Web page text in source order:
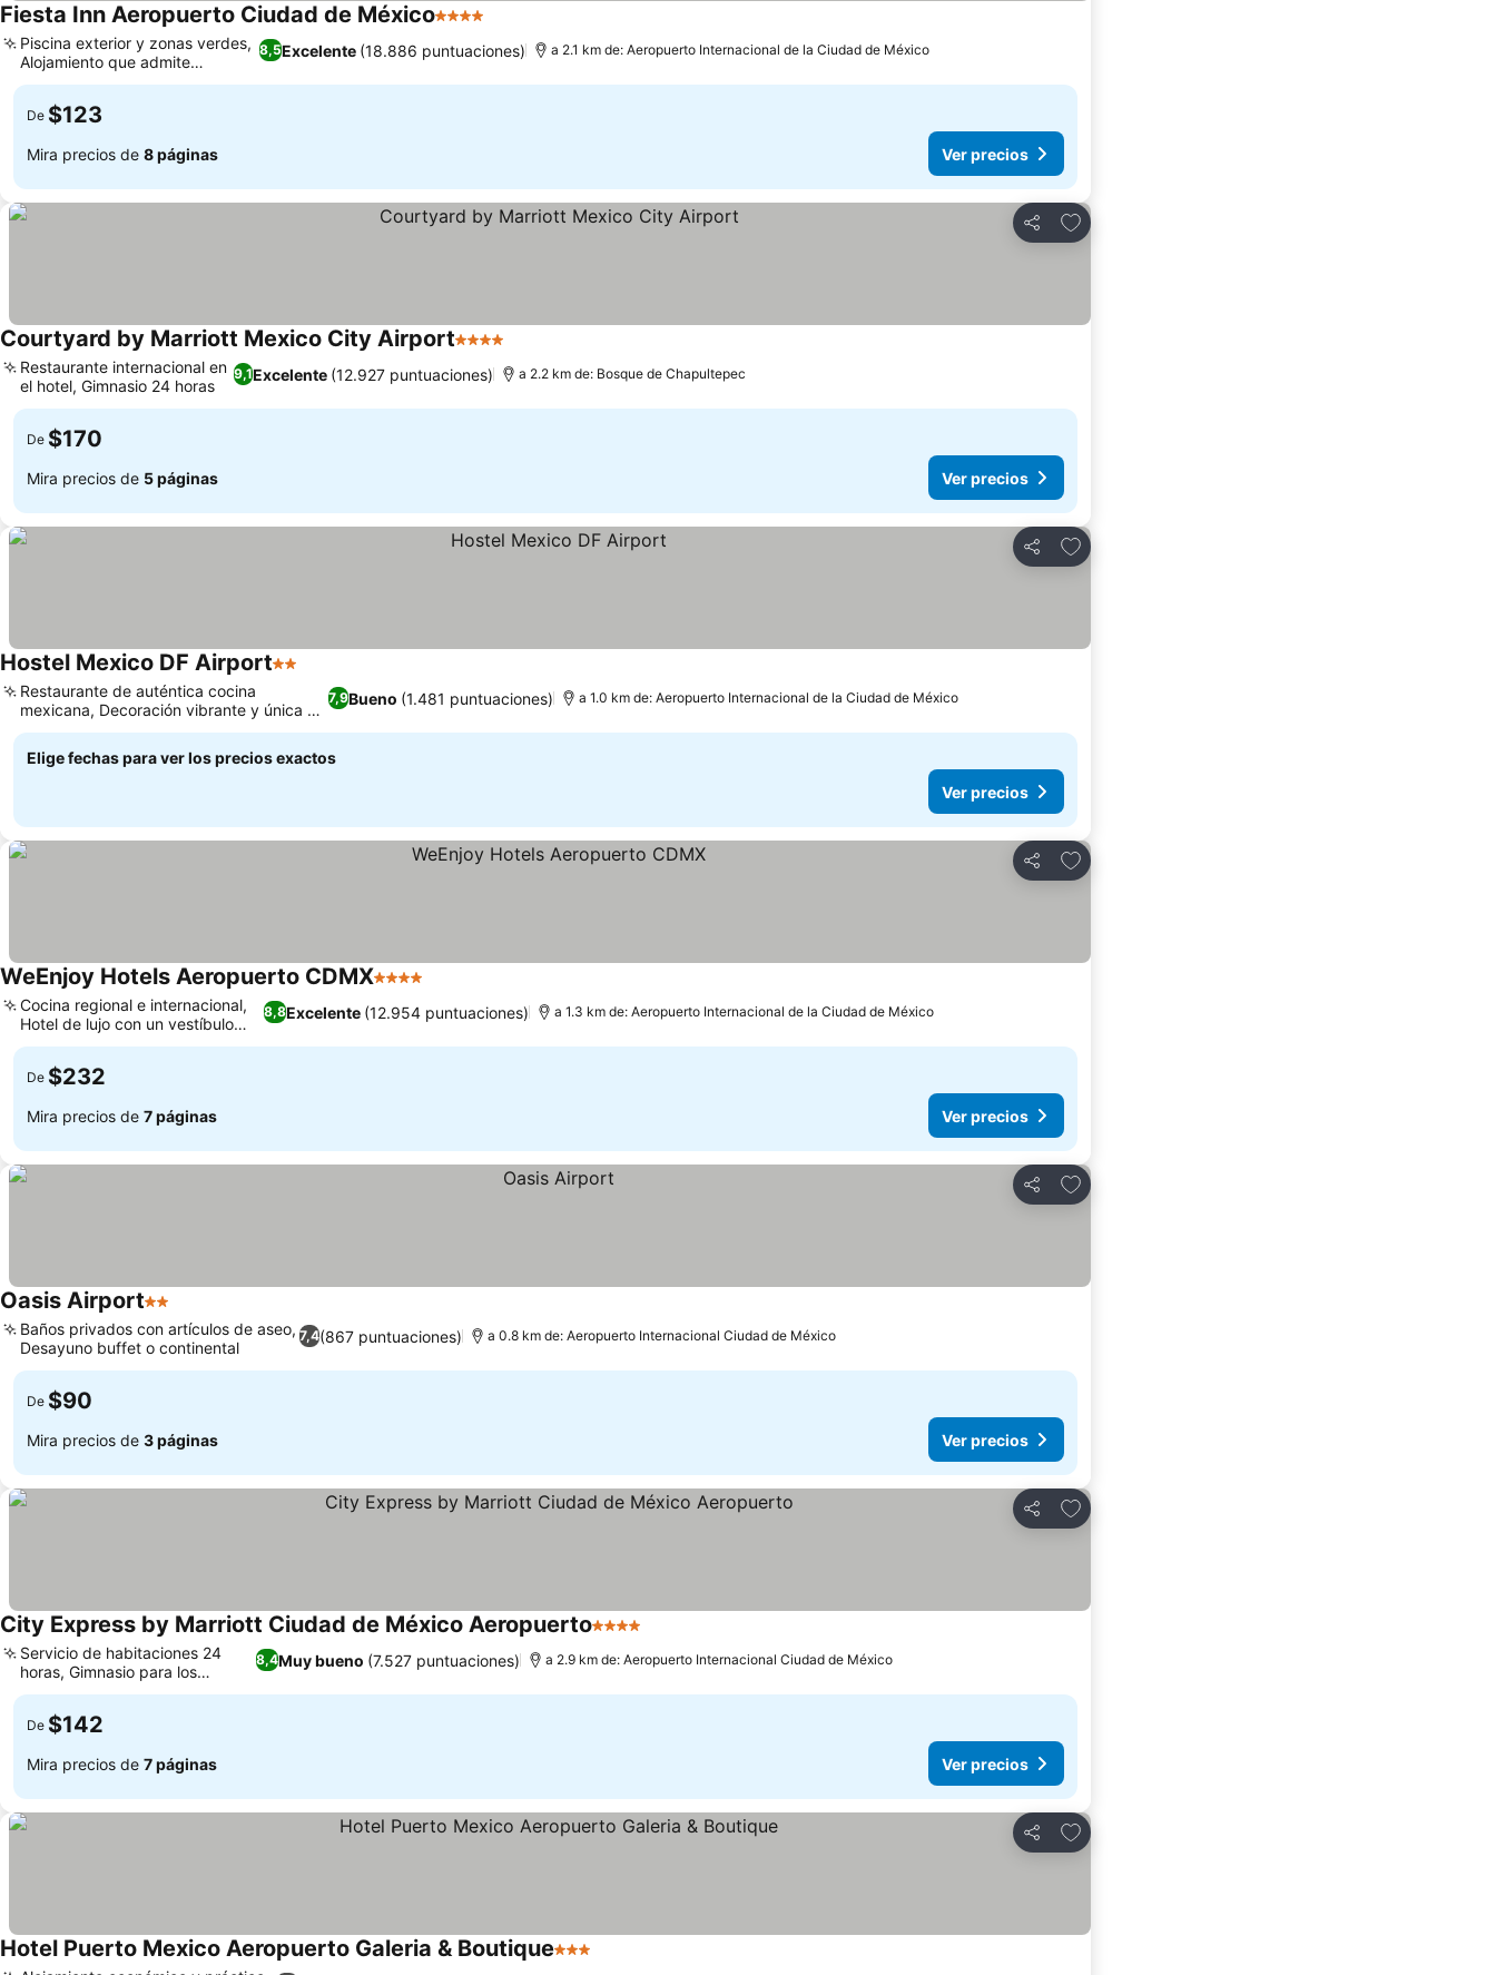
Fiesta Inn Aeropuerto Ciudad de México4 Estrellas
8,5Excelente (18.886 puntuaciones)
Piscina exterior y zonas verdes,
Alojamiento que admite
mascotas
a 2.1 km de: Aeropuerto Internacional de la Ciudad de México
De $123
Mira precios de 8 páginas Ver precios
Compartir
Agregar a favoritos
Courtyard by Marriott Mexico City Airport4 Estrellas
9,1Excelente (12.927 puntuaciones)
Restaurante internacional en
el hotel, Gimnasio 24 horas
a 2.2 km de: Bosque de Chapultepec
De $170
Mira precios de 5 páginas Ver precios
Compartir
Agregar a favoritos
Hostel Mexico DF Airport2 Estrellas
7,9Bueno (1.481 puntuaciones)
Restaurante de auténtica cocina
mexicana, Decoración vibrante y única en
tu habitación
a 1.0 km de: Aeropuerto Internacional de la Ciudad de México
Elige fechas para ver los precios exactos
Ver precios
Compartir
Agregar a favoritos
WeEnjoy Hotels Aeropuerto CDMX4 Estrellas
8,8Excelente (12.954 puntuaciones)
Cocina regional e internacional,
Hotel de lujo con un vestíbulo
lujoso
a 1.3 km de: Aeropuerto Internacional de la Ciudad de México
De $232
Mira precios de 7 páginas Ver precios
Compartir
Agregar a favoritos
Oasis Airport2 Estrellas
7,4(867 puntuaciones)
Baños privados con artículos de aseo,
Desayuno buffet o continental
a 0.8 km de: Aeropuerto Internacional Ciudad de México
De $90
Mira precios de 3 páginas Ver precios
Compartir
Agregar a favoritos
City Express by Marriott Ciudad de México Aeropuerto4 Estrellas
8,4Muy bueno (7.527 puntuaciones)
Servicio de habitaciones 24
horas, Gimnasio para los
huéspedes
a 2.9 km de: Aeropuerto Internacional Ciudad de México
De $142
Mira precios de 7 páginas Ver precios
Compartir
Agregar a favoritos
Hotel Puerto Mexico Aeropuerto Galeria & Boutique3 Estrellas